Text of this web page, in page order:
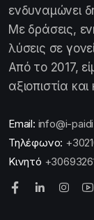
ενδυναμώνει
Με δράσεις,
λύσεις σε
Από το 2017,
αξιοπιστία
Email: info@i-
Τηλέφωνο:
Κινητό